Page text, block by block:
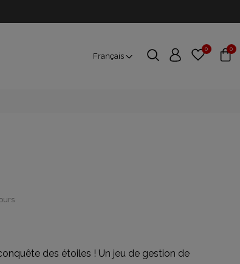
Français
0 0
des étoiles ! Un jeu de gestion de